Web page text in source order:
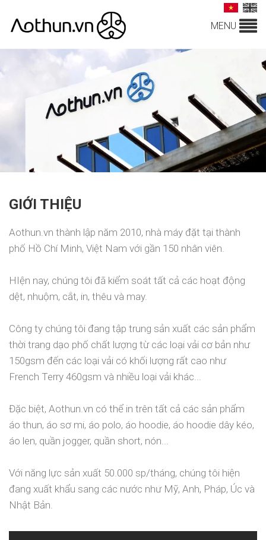
MENU
GIỚI THIỆU
Aothun.vn thành lập năm 2010, nhà máy đặt tại thành
phố Hồ Chí Minh, Việt Nam với gần 150 nhân viên.
HIện nay, chúng tôi đã kiểm soát tất cả các hoạt động
dệt, nhuộm, cắt, in, thêu và may.
Công ty chúng tôi đang tập trung sản xuất các sản phẩm
thời trang dạo phố chất lượng từ các loại vải cơ bản như
150gsm đến các loại vải có khối lượng rất cao như
French Terry 460gsm và nhiều loại vải khác...
Đặc biệt, Aothun.vn có thể in trên tất cả các sản phẩm
áo thun, áo sơ mi, áo polo, áo hoodie, áo hoodie dây kéo,
áo len, quần jogger, quần short, nón...
Với năng lực sản xuất 50.000 sp/tháng, chúng tôi hiện
đang xuất khẩu sang các nước như Mỹ, Anh, Pháp, Úc và
Nhật Bản.